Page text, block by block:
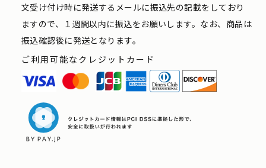
文受け付け時に発送するメールに振込先の記載をしており
ますので、１週間以内に振込をお願いします。なお、商品は
振込確認後に発送となります。
ご利用可能なクレジットカード